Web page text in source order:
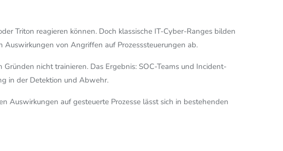
Triton reagieren können. Doch klassische IT-Cyber-Ranges bilden
von Angriffen auf Prozesssteuerungen ab.
nicht trainieren. Das Ergebnis: SOC-Teams und Incident-
in der Detektion und Abwehr.
Auswirkungen auf gesteuerte Prozesse lässt sich in bestehenden